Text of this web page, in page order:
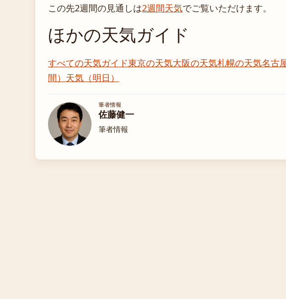
この先2週間の見通しは2週間天気でご覧いただけます。
ほかの天気ガイド
すべての天気ガイド東京の天気大阪の天気札幌の天気名古
間） 天気（明日）
筆者情報
佐藤健一
筆者情報